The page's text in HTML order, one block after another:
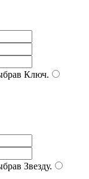
Ключ.
Звезду.